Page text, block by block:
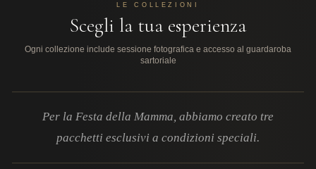
LE COLLEZIONI
Scegli la tua esperienza
Ogni collezione include sessione fotografica e accesso al guardaroba
sartoriale
Per la Festa della Mamma, abbiamo creato tre
pacchetti esclusivi a condizioni speciali.